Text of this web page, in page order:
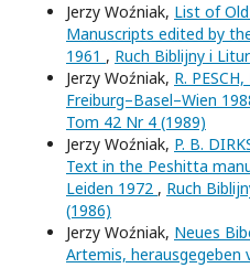
Jerzy Woźniak, List of
Manuscripts edited by
1961 , Ruch Biblijny i
Jerzy Woźniak, R.
Freiburg–Basel–Wien
Tom 42 Nr 4 (1989)
Jerzy Woźniak, P. B.
Text in the Peshitta
Leiden 1972 , Ruch
(1986)
Jerzy Woźniak, Neues
Artemis, herausgegeben